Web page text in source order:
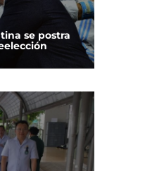
se postra